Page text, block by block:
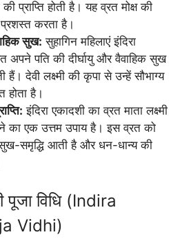
प्राप्ति होती है। यह व्रत मोक्ष की
प्रशस्त करता है।
सुख: सुहागिन महिलाएं इंदिरा
अपने पति की दीर्घायु और वैवाहिक सुख
हैं। देवी लक्ष्मी की कृपा से उन्हें सौभाग्य
होता है।
इंदिरा एकादशी का व्रत माता लक्ष्मी
का एक उत्तम उपाय है। इस व्रत को
समृद्धि आती है और धन-धान्य की
पूजा विधि (Indira
Vidhi)